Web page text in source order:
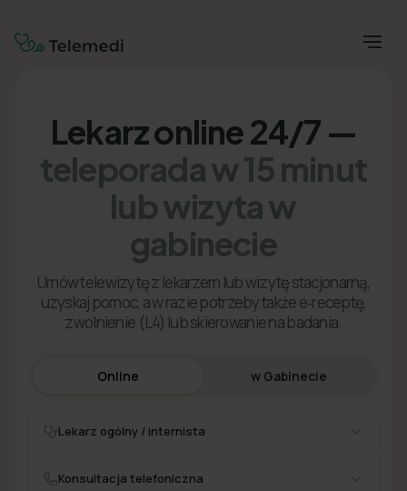
Lekarz online 24/7 —
teleporada w 15 minut
lub wizyta w
gabinecie
Umów telewizytę z lekarzem lub wizytę stacjonarną,
uzyskaj pomoc, a w razie potrzeby także e‑receptę,
zwolnienie (L4) lub skierowanie na badania.
Online w Gabinecie
Lekarz ogólny / internista
Konsultacja telefoniczna